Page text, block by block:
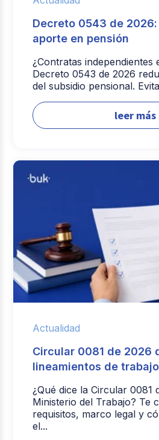
Decreto 0543 de
aporte en pensión
¿Contratas independientes
Decreto 0543 de 2026
del subsidio pensional.
leer más
Actualidad
Circular 0081 de 2026
lineamientos de trabajo
¿Qué dice la Circular 0081
Ministerio del Trabajo? Te
requisitos, marco legal y
el...